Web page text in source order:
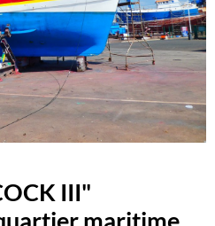
III"